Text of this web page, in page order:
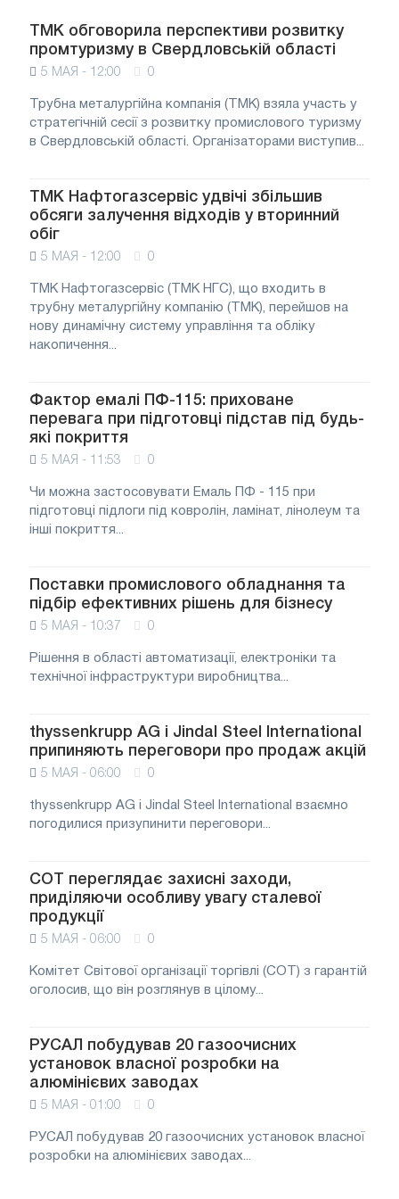
ТМК обговорила перспективи розвитку
промтуризму в Свердловській області
5 МАЯ - 12:00 0
Трубна металургійна компанія (ТМК) взяла участь у
стратегічній сесії з розвитку промислового туризму
в Свердловській області. Організаторами виступив...
ТМК Нафтогазсервіс удвічі збільшив
обсяги залучення відходів у вторинний
обіг
5 МАЯ - 12:00 0
ТМК Нафтогазсервіс (ТМК НГС), що входить в
трубну металургійну компанію (ТМК), перейшов на
нову динамічну систему управління та обліку
накопичення...
Фактор емалі ПФ-115: приховане
перевага при підготовці підстав під будь-
які покриття
5 МАЯ - 11:53 0
Чи можна застосовувати Емаль ПФ - 115 при
підготовці підлоги під ковролін, ламінат, лінолеум та
інші покриття...
Поставки промислового обладнання та
підбір ефективних рішень для бізнесу
5 МАЯ - 10:37 0
Рішення в області автоматизації, електроніки та
технічної інфраструктури виробництва...
thyssenkrupp AG і Jindal Steel International
припиняють переговори про продаж акцій
5 МАЯ - 06:00 0
thyssenkrupp AG і Jindal Steel International взаємно
погодилися призупинити переговори...
СОТ переглядає захисні заходи,
приділяючи особливу увагу сталевої
продукції
5 МАЯ - 06:00 0
Комітет Світової організації торгівлі (СОТ) з гарантій
оголосив, що він розглянув в цілому...
РУСАЛ побудував 20 газоочисних
установок власної розробки на
алюмінієвих заводах
5 МАЯ - 01:00 0
РУСАЛ побудував 20 газоочисних установок власної
розробки на алюмінієвих заводах...